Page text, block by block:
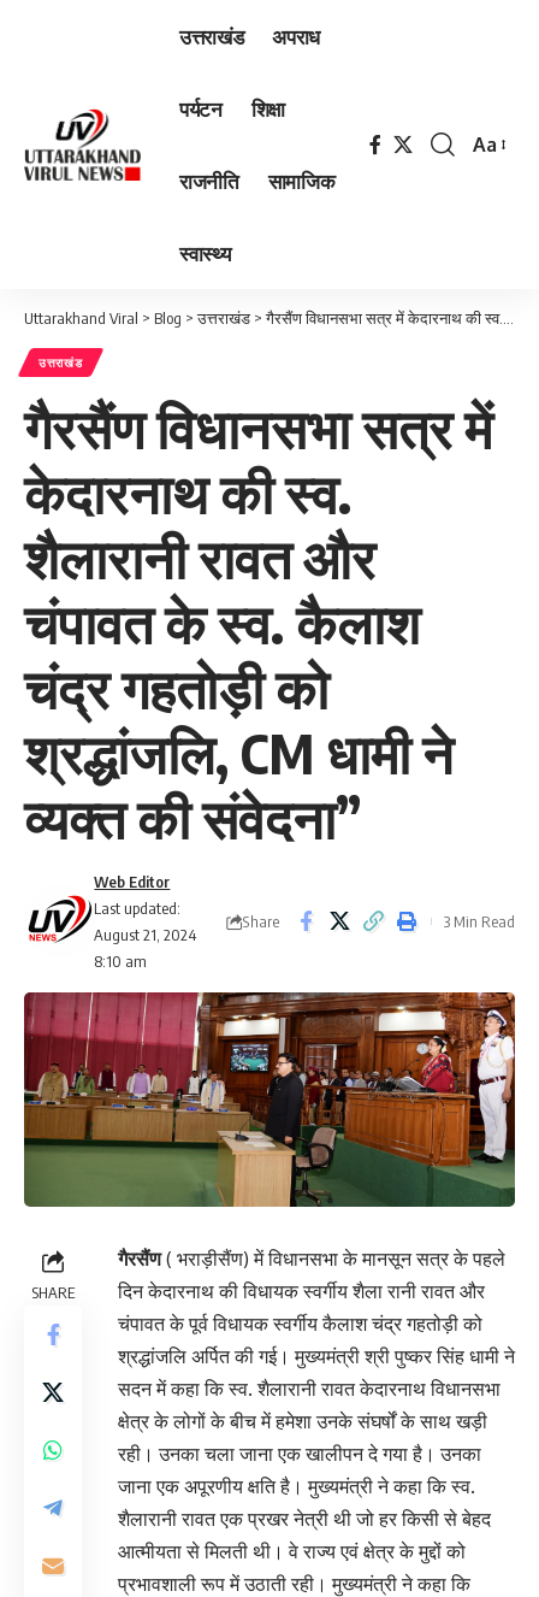
उत्तराखंड अपराध
पर्यटन शिक्षा
राजनीति सामाजिक
स्वास्थ्य
Font
Aa
Uttarakhand Viral > Blog >उत्तराखंड >गैरसैंण विधानसभा सत्र में केदारनाथ की स्व. शैलारानी रावत और चंपावत के स्व. कैलाश चंद्र गहतोड़ी को श्रद्धांजलि, CM धामी ने व्यक्त की संवेदना”
उत्तराखंड
गैरसैंण विधानसभा सत्र में
केदारनाथ की स्व.
शैलारानी रावत और
चंपावत के स्व. कैलाश
चंद्र गहतोड़ी को
श्रद्धांजलि, CM धामी ने
व्यक्त की संवेदना”
Last updated:
August 21, 2024
8:10 am
Web Editor
Share 3 Min Read
SHARE
गैरसैंण( भराड़ीसैंण) में विधानसभा के मानसून सत्र के पहले
दिन केदारनाथ की विधायक स्वर्गीय शैला रानी रावत और
चंपावत के पूर्व विधायक स्वर्गीय कैलाश चंद्र गहतोड़ी को
श्रद्धांजलि अर्पित की गई। मुख्यमंत्री श्री पुष्कर सिंह धामी ने
सदन में कहा कि स्व. शैलारानी रावत केदारनाथ विधानसभा
क्षेत्र के लोगों के बीच में हमेशा उनके संघर्षों के साथ खड़ी
रही। उनका चला जाना एक खालीपन दे गया है। उनका
जाना एक अपूरणीय क्षति है। मुख्यमंत्री ने कहा कि स्व.
शैलारानी रावत एक प्रखर नेत्री थी जो हर किसी से बेहद
आत्मीयता से मिलती थी। वे राज्य एवं क्षेत्र के मुद्दों को
प्रभावशाली रूप में उठाती रही। मुख्यमंत्री ने कहा कि